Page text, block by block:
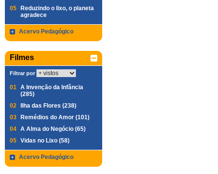
05
Reduzindo o lixo, o planeta
agradece
Acervo Pedagógico
Filmes
Filtrar por
01 A Invenção da Infância
(285)
02
Ilha das Flores (238)
03
Remédios do Amor (101)
04 A Alma do Negócio (65)
05 Vidas no Lixo (58)
Acervo Pedagógico